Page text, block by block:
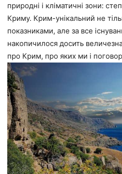
природні і кліматичні зони:
Криму. Крим-унікальний не
показниками, але за все
накопичилося досить величезна
про Крим, про яких ми і